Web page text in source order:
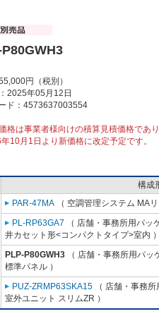
円（税別）
2025年05月12日
ド：4573637003554
格は事業者様向けの積算見積価格であ
10月1日より新価格に改定予定です。
構成
PAR-47MA （ 空調管理システム MAリ
PL-RP63GA7 （ 店舗・事務所用パッ
井カセット形<コンパクトタイプ>室内 ）
PLP-P80GWH3 （ 店舗・事務所用パッ
標準パネル ）
PUZ-ZRMP63SKA15 （ 店舗・事務
室外ユニット スリムZR ）